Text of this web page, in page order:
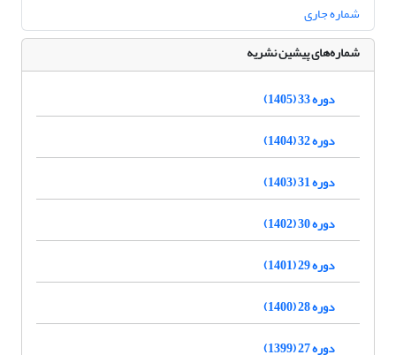
شماره جاری
شماره‌های پیشین نشریه
دوره 33 (1405)
دوره 32 (1404)
دوره 31 (1403)
دوره 30 (1402)
دوره 29 (1401)
دوره 28 (1400)
دوره 27 (1399)